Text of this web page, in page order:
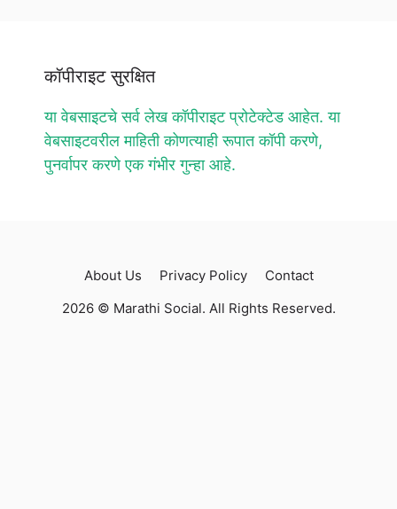
कॉपीराइट सुरक्षित
या वेबसाइटचे सर्व लेख कॉपीराइट प्रोटेक्टेड आहेत. या
वेबसाइटवरील माहिती कोणत्याही रूपात कॉपी करणे,
पुनर्वापर करणे एक गंभीर गुन्हा आहे.
About Us Privacy Policy
Contact
2026 © Marathi Social. All Rights Reserved.